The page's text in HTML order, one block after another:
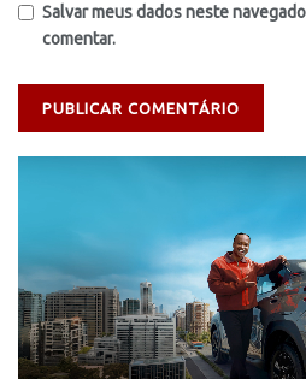
Salvar meus dados neste
comentar.